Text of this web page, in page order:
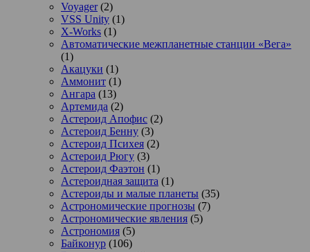
Voyager(2)
VSS Unity (1)
X-Works (1)
Автоматические межпланетные станции «Вега»
(1)
Акацуки (1)
Аммонит (1)
Ангара (13)
Артемида (2)
Астероид Апофис (2)
Астероид Бенну (3)
Астероид Психея (2)
Астероид Рюгу (3)
Астероид Фаэтон (1)
Астероидная защита (1)
Астероиды и малые планеты (35)
Астрономические прогнозы (7)
Астрономические явления (5)
Астрономия (5)
Байконур (106)